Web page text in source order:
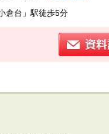
倉台」駅徒歩5分